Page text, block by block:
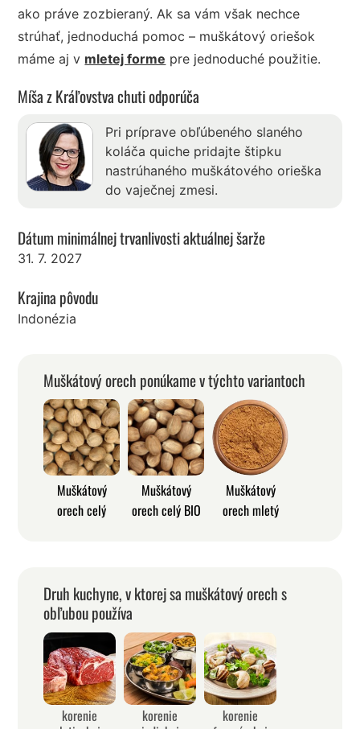
ako práve zozbieraný. Ak sa vám však nechce
strúhať, jednoduchá pomoc – muškátový oriešok
máme aj v mletej forme pre jednoduché použitie.
Míša z Kráľovstva chuti odporúča
Pri príprave obľúbeného slaného
koláča quiche pridajte štipku
nastrúhaného muškátového orieška
do vaječnej zmesi.
Dátum minimálnej trvanlivosti aktuálnej šarže
31. 7. 2027
Krajina pôvodu
Indonézia
Muškátový orech ponúkame v týchto variantoch
Muškátový
orech celý
Muškátový
orech celý BIO
Muškátový
orech mletý
Druh kuchyne, v ktorej sa muškátový orech s
obľubou používa
korenie
korenie
korenie